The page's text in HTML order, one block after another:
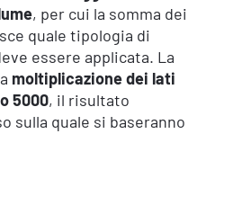
, per cui la somma dei
quale tipologia di
essere applicata. La
moltiplicazione dei lati
5000, il risultato
sulla quale si baseranno